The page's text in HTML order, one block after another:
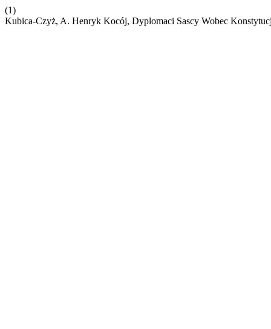
(1)
Kubica-Czyż, A. Henryk Kocój, Dyplomaci Sascy Wobec